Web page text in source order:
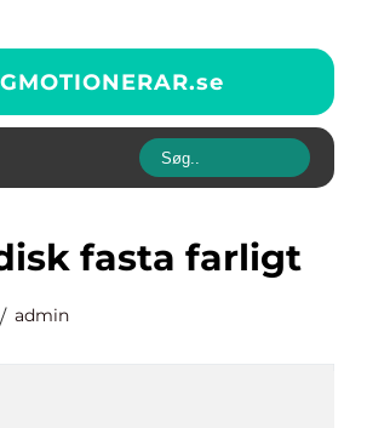
se
fasta farligt
admin